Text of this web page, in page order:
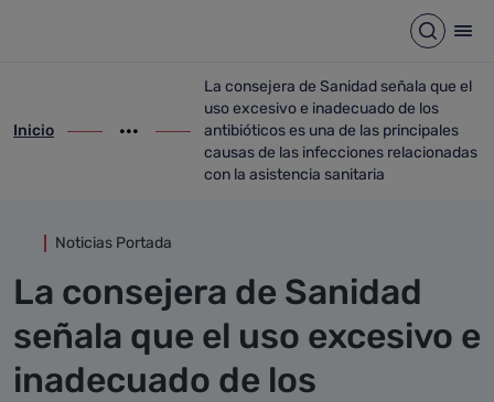
Abrir
ir-a inicio
Inicio
Mostrar opciones del camino de migas
ir-a La consejera de Sanidad señala
La consejera de Sanidad señala que el
uso excesivo e inadecuado de los
antibióticos es una de las principales
causas de las infecciones relacionadas
con la asistencia sanitaria
Noticias Portada
La consejera de Sanidad
señala que el uso excesivo e
inadecuado de los